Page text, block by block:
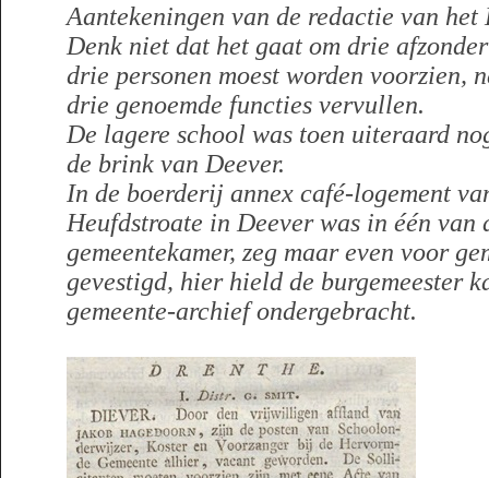
Aantekeningen van de redactie van het
Denk niet dat het gaat om drie
drie personen moest worden voorzien,
drie genoemde functies vervullen.
De lagere school was toen uiteraard
de brink van Deever.
In de boerderij annex café-logement
Heufdstroate in Deever was in één van
gemeentekamer, zeg maar even voor
gevestigd, hier hield de burgemeester
gemeente-archief ondergebracht.